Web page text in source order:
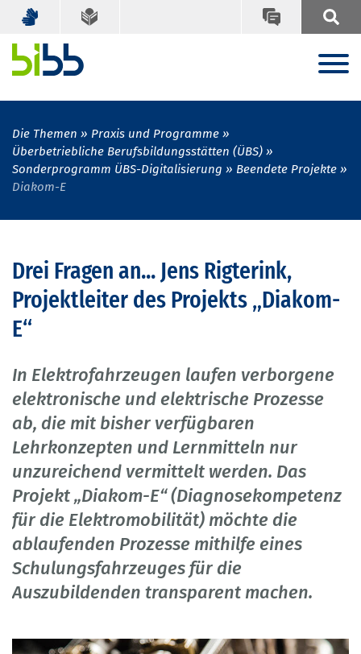
Die Themen
Praxis und Programme
Überbetriebliche Berufsbildungsstätten (ÜBS)
Sonderprogramm ÜBS-Digitalisierung
Beendete Projekte
Diakom-E
Drei Fragen an... Jens Rigterink,
Projektleiter des Projekts „Diakom-
E“
In Elektrofahrzeugen laufen verborgene
elektronische und elektrische Prozesse
ab, die mit bisher verfügbaren
Lehrkonzepten und Lernmitteln nur
unzureichend vermittelt werden. Das
Projekt „Diakom-E“ (Diagnosekompetenz
für die Elektromobilität) möchte die
ablaufenden Prozesse mithilfe eines
Schulungsfahrzeuges für die
Auszubildenden transparent machen.